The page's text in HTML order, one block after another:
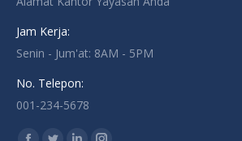
Jam Kerja:
Senin - Jum'at: 8AM - 5PM
No. Telepon:
001-234-5678
Find us on: